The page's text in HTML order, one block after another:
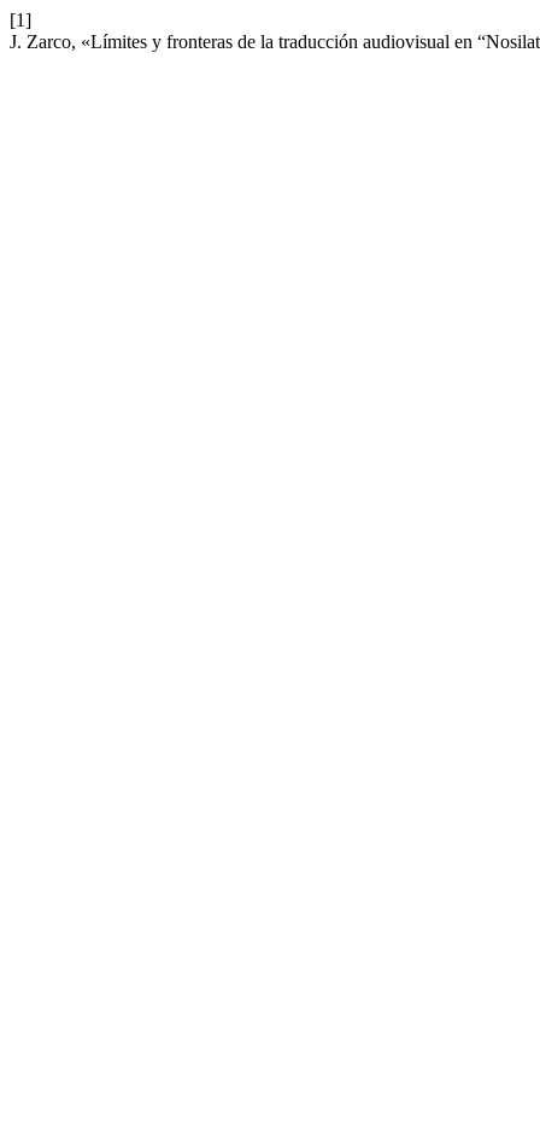
[1]
J. Zarco, «Límites y fronteras de la traducción audiovisual en